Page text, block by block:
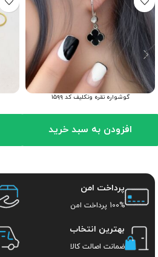
گوشواره نقره ونکلیف کد ۱۵۹۹
افزودن به سبد خرید
پرداخت امن
100% پرداخت امن
بهترین انتخاب
ضمانت اصالت کالا